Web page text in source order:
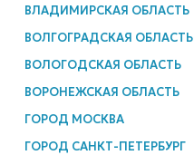
ВЛАДИМИРСКАЯ ОБЛАСТЬ
ВОЛГОГРАДСКАЯ ОБЛАСТЬ
ВОЛОГОДСКАЯ ОБЛАСТЬ
ВОРОНЕЖСКАЯ ОБЛАСТЬ
ГОРОД МОСКВА
ГОРОД САНКТ-ПЕТЕРБУРГ